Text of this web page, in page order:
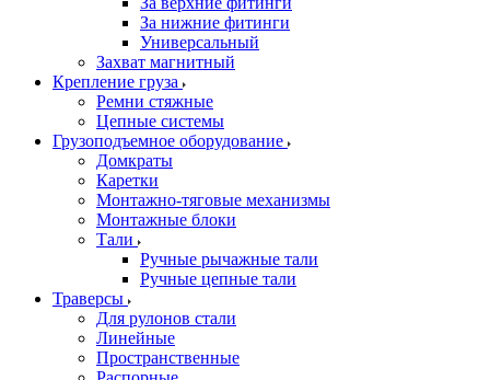
За нижние фитинги
Универсальный
Захват магнитный
Крепление груза
Ремни стяжные
Цепные системы
Грузоподъемное оборудование
Домкраты
Каретки
Монтажно-тяговые механизмы
Монтажные блоки
Тали
Ручные рычажные тали
Ручные цепные тали
Траверсы
Для рулонов стали
Линейные
Пространственные